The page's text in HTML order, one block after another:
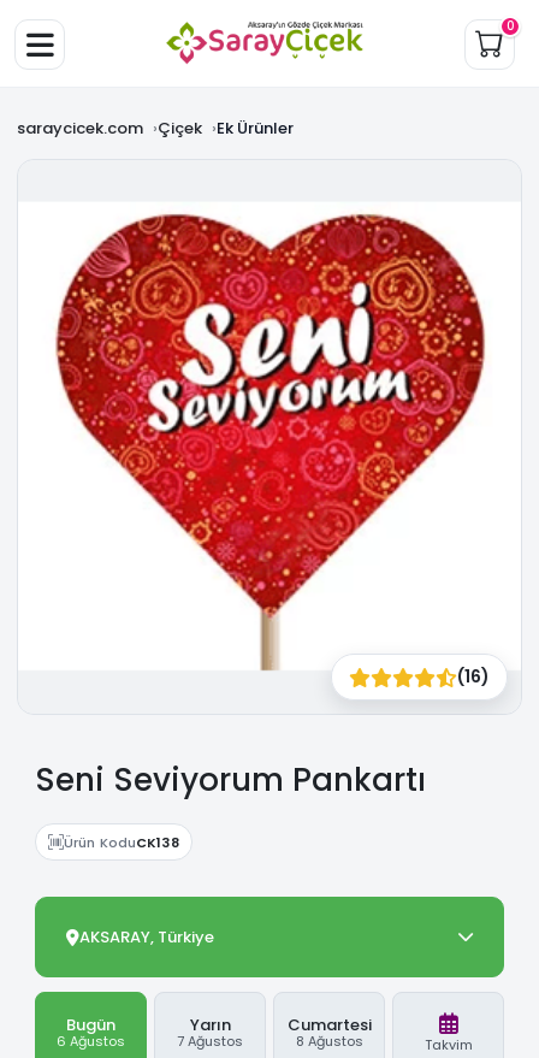
0
saraycicek.com Çiçek Ek Ürünler
(16)
Seni Seviyorum Pankartı
Ürün KoduCK138
AKSARAY, Türkiye
Bugün
6 Ağustos
Yarın
7 Ağustos
Cumartesi
8 Ağustos Takvim